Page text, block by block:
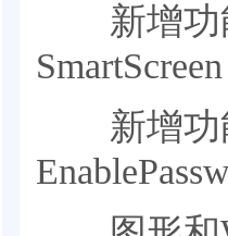
新增功能
新增功